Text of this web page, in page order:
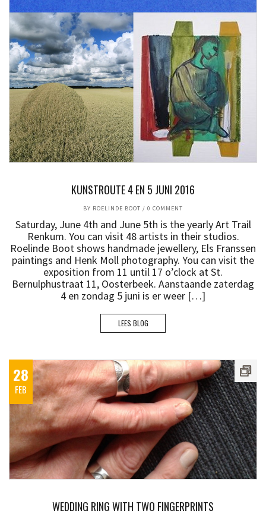
KUNSTROUTE 4 EN 5 JUNI 2016
BY ROELINDE BOOT / 0 COMMENT
Saturday, June 4th and June 5th is the yearly Art Trail
Renkum. You can visit 48 artists in their studios.
Roelinde Boot shows handmade jewellery, Els Franssen
paintings and Henk Moll photography. You can visit the
exposition from 11 until 17 o’clock at St.
Bernulphustraat 11, Oosterbeek. Aanstaande zaterdag
4 en zondag 5 juni is er weer […]
LEES BLOG
28
FEB
WEDDING RING WITH TWO FINGERPRINTS